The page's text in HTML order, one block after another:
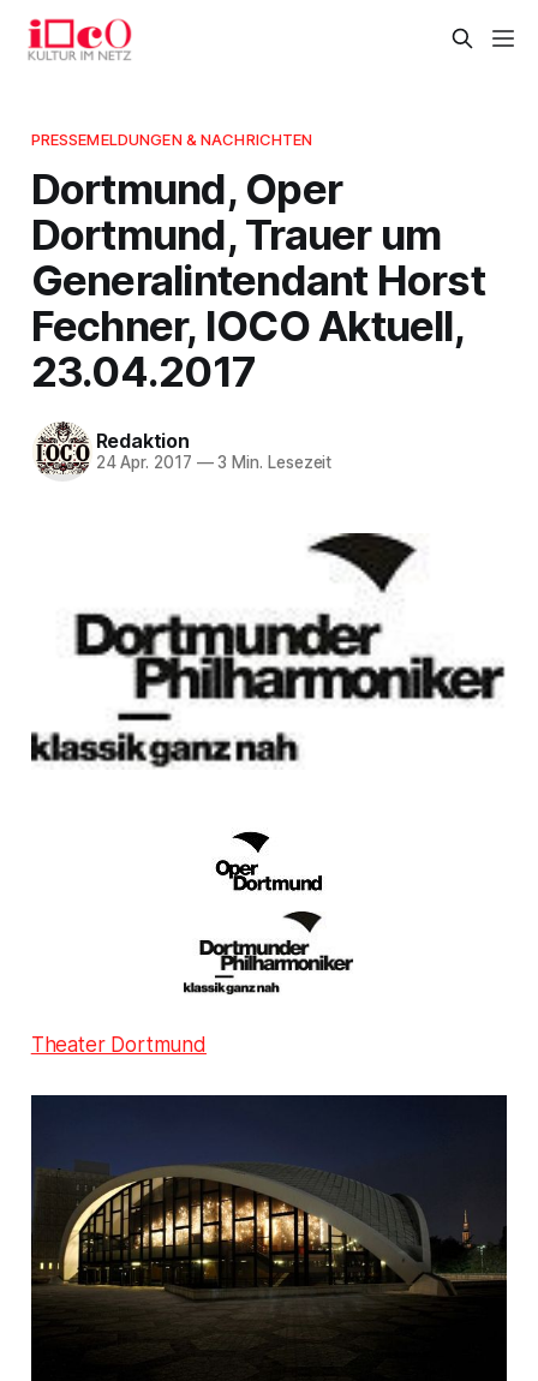
PRESSEMELDUNGEN & NACHRICHTEN
Dortmund, Oper
Dortmund, Trauer um
Generalintendant Horst
Fechner, IOCO Aktuell,
23.04.2017
Redaktion
24 Apr. 2017 —3 Min. Lesezeit
Theater Dortmund